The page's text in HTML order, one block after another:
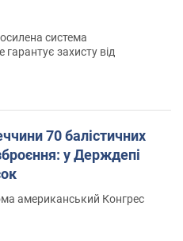
система
захисту від
70 балістичних
у Держдепі
американський Конгрес